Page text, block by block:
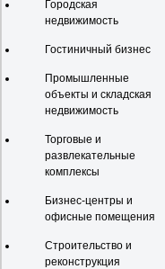
Городская
недвижимость
Гостиничный бизнес
Промышленные
объекты и складская
недвижимость
Торговые и
развлекательные
комплексы
Бизнес-центры и
офисные помещения
Строительство и
реконструкция